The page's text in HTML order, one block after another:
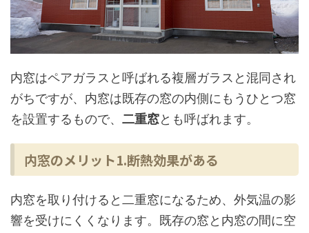
内窓はペアガラスと呼ばれる複層ガラスと混同され
がちですが、内窓は既存の窓の内側にもうひとつ窓
を設置するもので、 二重窓とも呼ばれます。
内窓のメリット1.断熱効果がある
内窓を取り付けると二重窓になるため、外気温の影
響を受けにくくなります。既存の窓と内窓の間に空